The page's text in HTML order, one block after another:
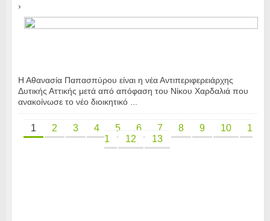
›
Η Αθανασία Παπασπύρου είναι η νέα Αντιπεριφερειάρχης
Δυτικής Αττικής μετά από απόφαση του Νίκου Χαρδαλιά που
ανακοίνωσε το νέο διοικητικό ...
1 2 3 4 5 6 7 8 9 10
1
1
12 13